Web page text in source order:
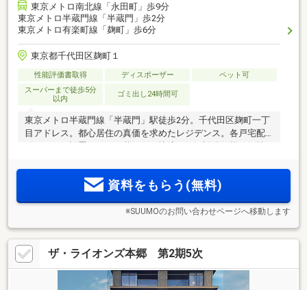
東京メトロ南北線「永田町」歩9分
東京メトロ半蔵門線「半蔵門」歩2分
東京メトロ有楽町線「麹町」歩6分
東京都千代田区麹町１
性能評価書取得 ディスポーザー
ペット可
スーパーまで徒歩5分
以内
ゴミ出し24時間可
東京メトロ半蔵門線「半蔵門」駅徒歩2分。千代田区麹町一丁
目アドレス。都心居住の真価を求めたレジデンス。各戸宅配
資料をもらう(無料)
※SUUMOのお問い合わせページへ移動します
ザ・ライオンズ本郷 第2期5次